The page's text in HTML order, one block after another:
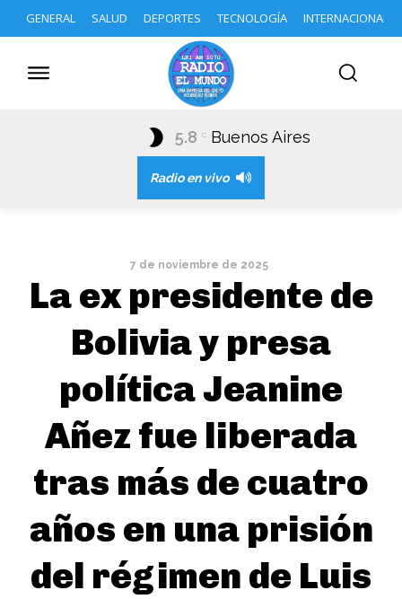
GENERAL SALUD DEPORTES TECNOLOGÍA INTERNACIONAL
5.8 C Buenos Aires
Radio en vivo
7 de noviembre de 2025
La ex presidente de
Bolivia y presa
política Jeanine
Añez fue liberada
tras más de cuatro
años en una prisión
del régimen de Luis